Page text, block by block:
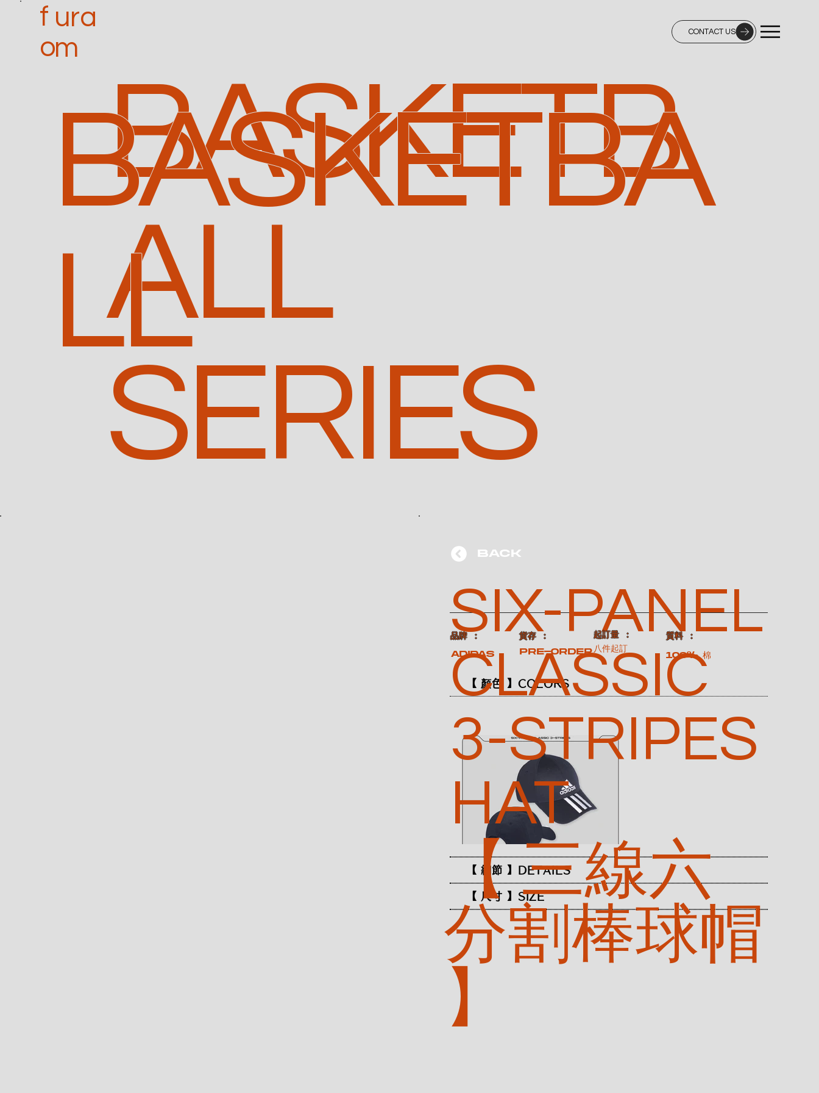
CONTACT US
ura
m
f
o
BASKETB
ALL
SERIES
BASKETBA
LL
【 顏色 】COLORS
【 細節 】DETAILS
【 尺寸 】SIZE
BACK
SIX-PANEL
CLASSIC
3-STRIPES
HAT
【 三線六
分割棒球帽
】
​品牌 ：
ADIDAS
​貨存 ：
Pre-order
​起訂量 ：
八件起訂
​質料 ：
100% 棉